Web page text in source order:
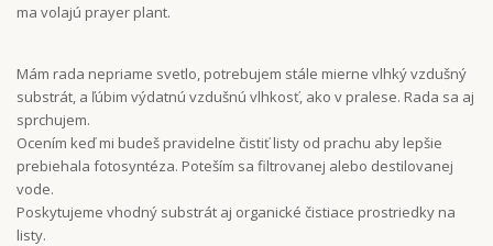
ma volajú prayer plant.
Mám rada nepriame svetlo, potrebujem stále mierne vlhký vzdušný
substrát, a ľúbim výdatnú vzdušnú vlhkosť, ako v pralese. Rada sa aj
sprchujem.
Ocením keď mi budeš pravidelne čistiť listy od prachu aby lepšie
prebiehala fotosyntéza. Poteším sa filtrovanej alebo destilovanej
vode.
Poskytujeme vhodný substrát aj organické čistiace prostriedky na
listy.